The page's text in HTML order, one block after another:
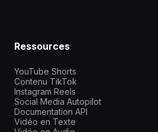
Ressources
YouTube Shorts
Contenu TikTok
Instagram Reels
Social Media Autopilot
Documentation API
Vidéo en Texte